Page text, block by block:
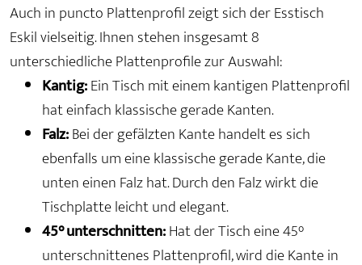
Auch in puncto Plattenprofil zeigt sich der Esstisch
Eskil vielseitig. Ihnen stehen insgesamt 8
unterschiedliche Plattenprofile zur Auswahl:
Kantig:Ein Tisch mit einem kantigen Plattenprofil
hat einfach klassische gerade Kanten.
Falz:Bei der gefälzten Kante handelt es sich
ebenfalls um eine klassische gerade Kante, die
unten einen Falz hat. Durch den Falz wirkt die
Tischplatte leicht und elegant.
45° unterschnitten:Hat der Tisch eine 45°
unterschnittenes Plattenprofil, wird die Kante in